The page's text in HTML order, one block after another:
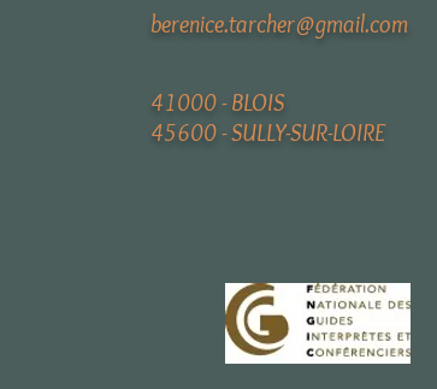
berenice.tarcher@gmail.com
41000 - BLOIS
45600 - SULLY-SUR-LOIRE